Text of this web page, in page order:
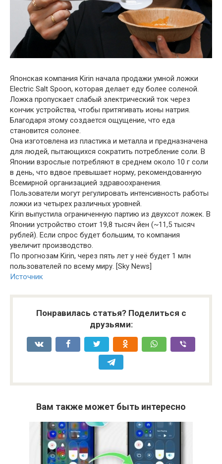
Японская компания Kirin начала продажи умной ложки
Electric Salt Spoon, которая делает еду более соленой.
Ложка пропускает слабый электрический ток через
кончик устройства, чтобы притягивать ионы натрия.
Благодаря этому создается ощущение, что еда
становится солонее.
Она изготовлена из пластика и металла и предназначена
для людей, пытающихся сократить потребление соли. В
Японии взрослые потребляют в среднем около 10 г соли
в день, что вдвое превышает норму, рекомендованную
Всемирной организацией здравоохранения.
Пользователи могут регулировать интенсивность работы
ложки из четырех различных уровней.
Kirin выпустила ограниченную партию из двухсот ложек. В
Японии устройство стоит 19,8 тысяч йен (~11,5 тысяч
рублей). Если спрос будет большим, то компания
увеличит производство.
По прогнозам Kirin, через пять лет у неё будет 1 млн
пользователей по всему миру. [Sky News]
Источник
Понравилась статья? Поделиться с
друзьями:
Вам также может быть интересно